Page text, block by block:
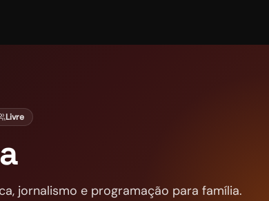
Livre
jornalismo e programação para família.